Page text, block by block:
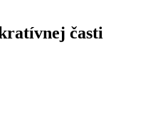
časti